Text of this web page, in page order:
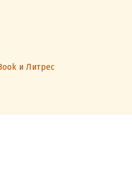
и Литрес